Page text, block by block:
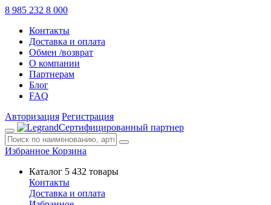
8 985 232 8 000
Контакты
Доставка и оплата
Обмен /возврат
О компании
Партнерам
Блог
FAQ
Авторизация Регистрация
Сертифицированный партнер
Избранное Корзина
Каталог 5 432 товары
Контакты
Доставка и оплата